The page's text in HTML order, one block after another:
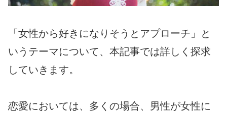
「女性から好きになりそうとアプローチ」と
いうテーマについて、本記事では詳しく探求
していきます。
恋愛においては、多くの場合、男性が女性に